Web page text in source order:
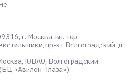
г. Москва, вн. тер.
пр-кт Волгоградский, д.
ЮВАО, Волгоградский
«Авилон Плаза»)